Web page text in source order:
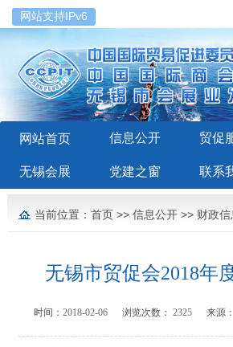
网站支持IPv6
网站首页 信息公开 贸促
无锡会展 党建之窗 联系
当前位置： 首页>> 信息公开>> 财政信
无锡市贸促会2018年
时间： 2018-02-06浏览次数： 2325来源：